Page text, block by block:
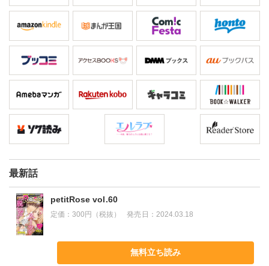
最新話
petitRose vol.60
定価：300円（税抜） 発売日： 2024.03.18
無料立ち読み